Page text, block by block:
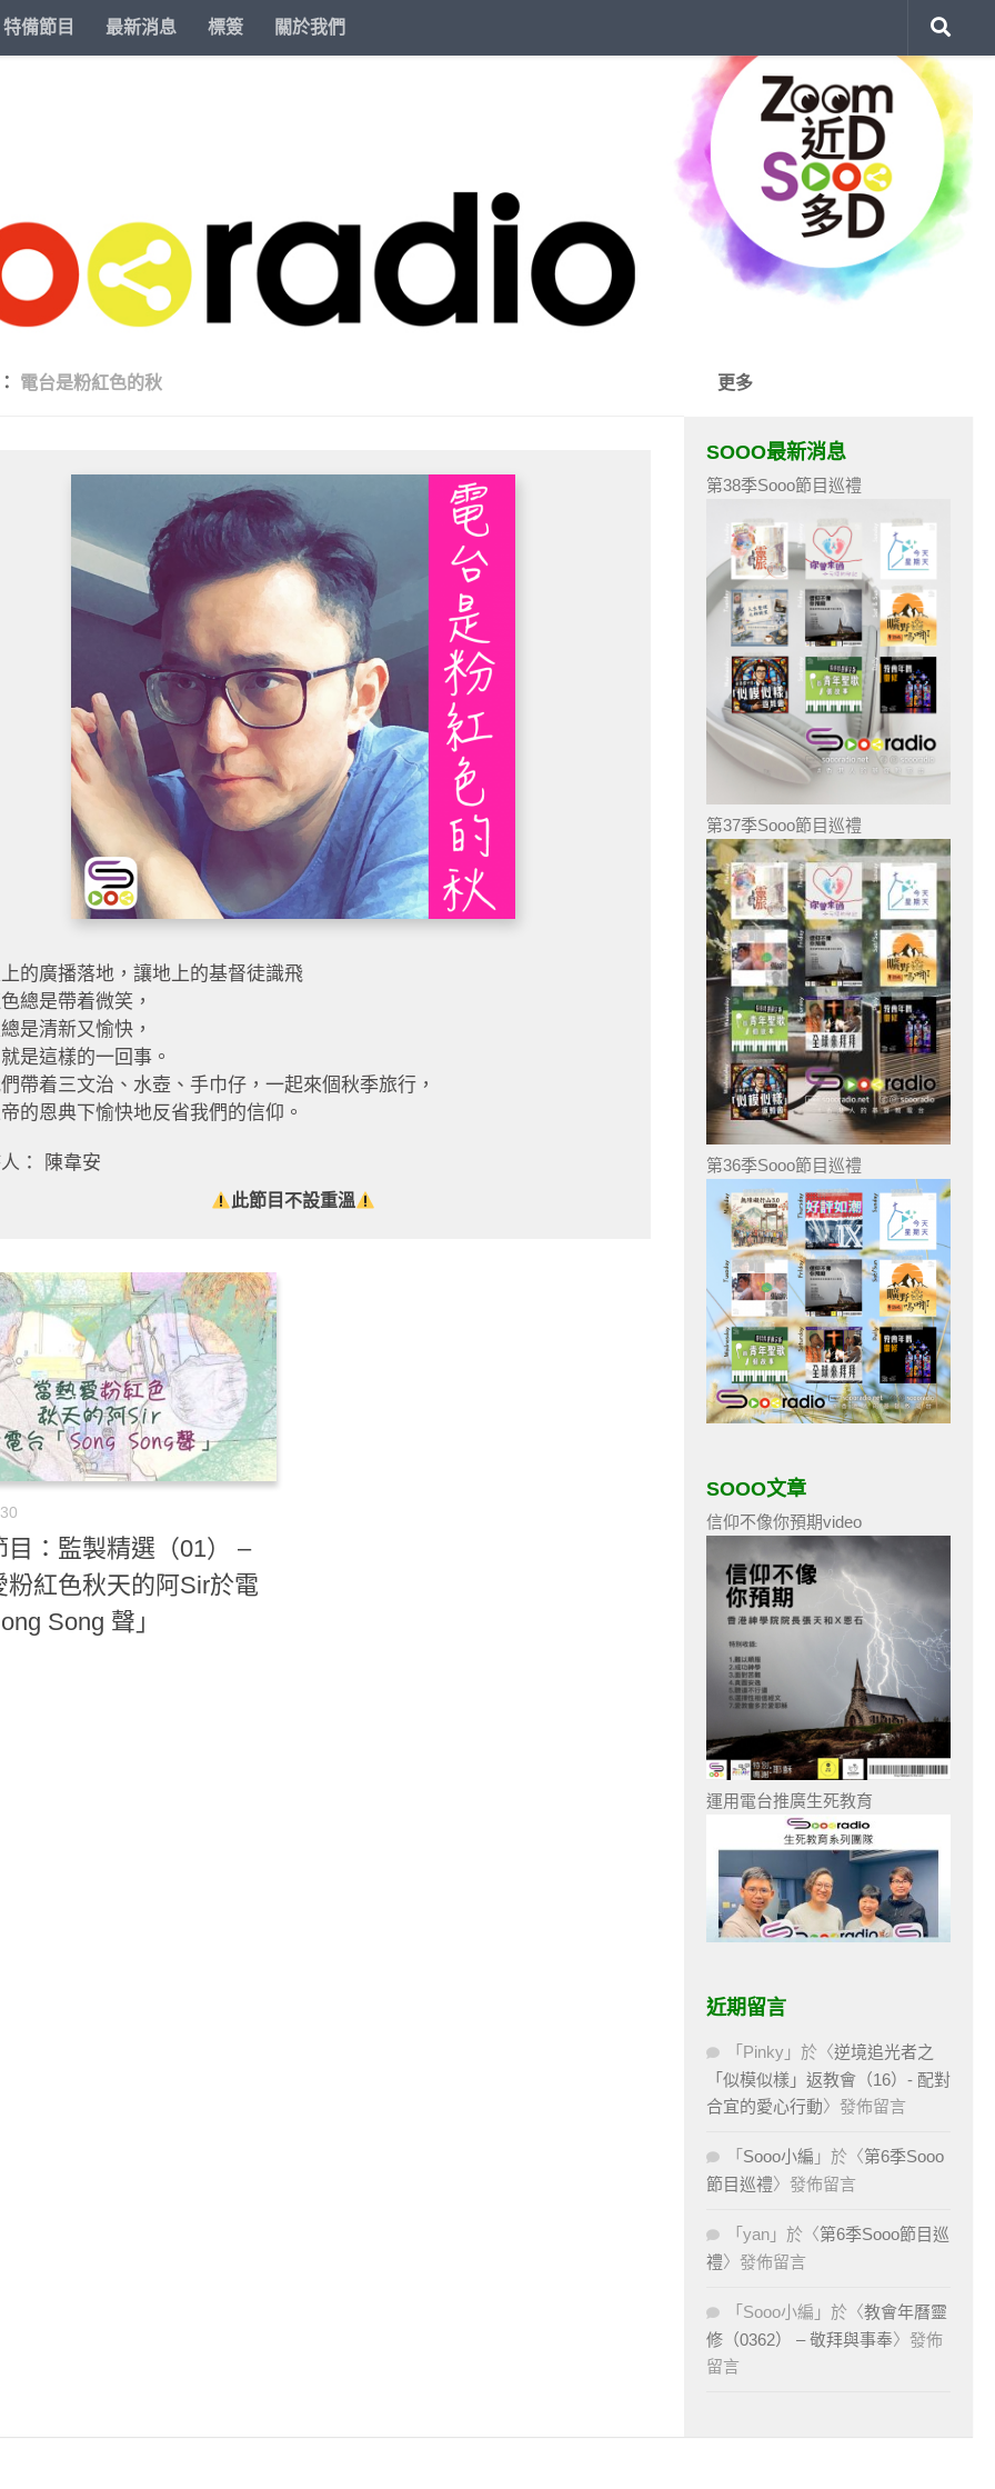
特備節目 最新消息 標簽 關於我們
電台是粉紅色的秋
的廣播落地，讓地上的基督徒識飛
總是帶着微笑，
是清新又愉快，
是這樣的一回事。
帶着三文治、水壺、手巾仔，一起來個秋季旅行，
的恩典下愉快地反省我們的信仰。
： 陳韋安
此節目不設重溫
目：監製精選（01） –
粉紅色秋天的阿Sir於電
Song 聲」
更多
SOOO最新消息
第38季Sooo節目巡禮
第37季Sooo節目巡禮
第36季Sooo節目巡禮
SOOO文章
信仰不像你預期video
運用電台推廣生死教育
近期留言
「 Pinky 」於〈逆境追光者之
「似模似樣」返教會（16）- 配對
合宜的愛心行動〉發佈留言
「 Sooo小編 」於〈第6季Sooo
節目巡禮〉發佈留言
「 yan 」於〈第6季Sooo節目巡
禮〉發佈留言
「 Sooo小編 」於〈教會年曆靈
修（0362） – 敬拜與事奉〉發佈
留言